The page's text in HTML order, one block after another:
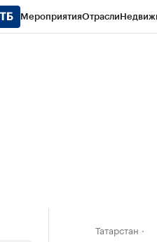
МероприятияОтрасли
Татарстан